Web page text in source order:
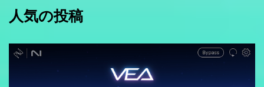
人気の投稿